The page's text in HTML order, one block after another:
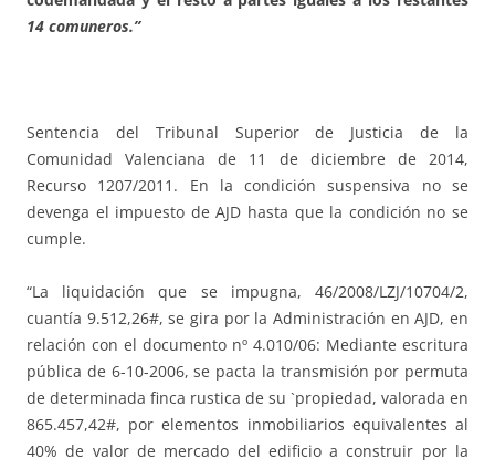
14 comuneros.”
Sentencia del Tribunal Superior de Justicia de la
Comunidad Valenciana de 11 de diciembre de 2014,
Recurso 1207/2011. En la condición suspensiva no se
devenga el impuesto de AJD hasta que la condición no se
cumple.
“La liquidación que se impugna, 46/2008/LZJ/10704/2,
cuantía 9.512,26#, se gira por la Administración en AJD, en
relación con el documento nº 4.010/06: Mediante escritura
pública de 6-10-2006, se pacta la transmisión por permuta
de determinada finca rustica de su `propiedad, valorada en
865.457,42#, por elementos inmobiliarios equivalentes al
40% de valor de mercado del edificio a construir por la